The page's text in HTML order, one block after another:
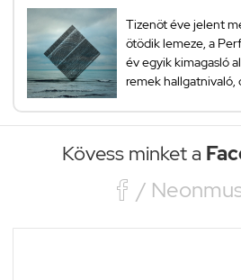
Tizenöt éve jelent
ötödik lemeze, a
év egyik kimagasló
remek hallgatnivaló,
Kövess minket a
 /